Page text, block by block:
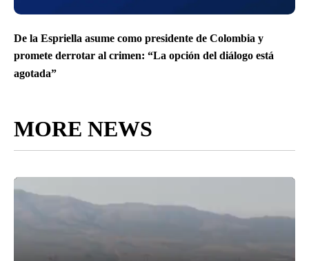
De la Espriella asume como presidente de Colombia y
promete derrotar al crimen: “La opción del diálogo está
agotada”
MORE NEWS